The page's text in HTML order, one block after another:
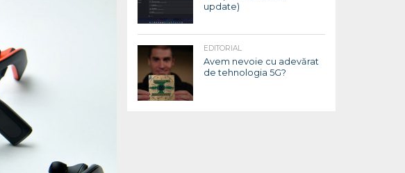
update)
EDITORIAL
Avem nevoie cu adevărat
de tehnologia 5G?